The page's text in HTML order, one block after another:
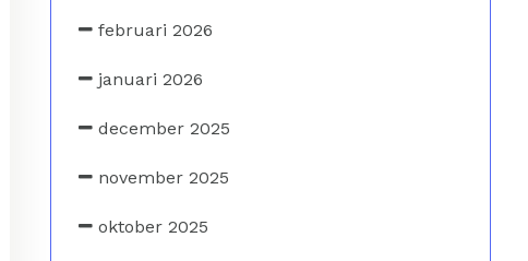
februari 2026
januari 2026
december 2025
november 2025
oktober 2025